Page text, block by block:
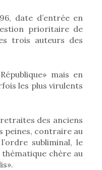
date d’entrée en
prioritaire de
trois auteurs des
mais en
les plus virulents
des anciens
peines, contraire au
subliminal, le
chère au